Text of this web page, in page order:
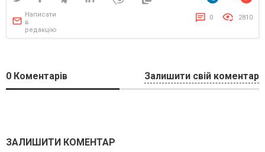
Написати
в
редакцію
0 2810
0 Коментарів Залишити свій коментар
ЗАЛИШИТИ КОМЕНТАР